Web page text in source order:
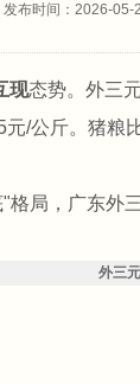
发布时间：2026-
现态势。外三
/公斤。猪粮
格局，广东外
外三